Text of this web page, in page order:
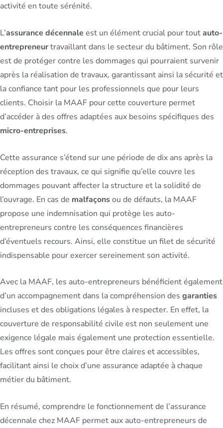
activité en toute sérénité.
L’assurance décennale est un élément crucial pour toutauto-
entrepreneurtravaillant dans le secteur du bâtiment. Son rôle
est de protéger contre les dommages qui pourraient survenir
après la réalisation de travaux, garantissant ainsi la sécurité et
la confiance tant pour les professionnels que pour leurs
clients. Choisir la MAAF pour cette couverture permet
d’accéder à des offres adaptées aux besoins spécifiques des
micro-entreprises.
Cette assurance s’étend sur une période de dix ans après la
réception des travaux, ce qui signifie qu’elle couvre les
dommages pouvant affecter la structure et la solidité de
l’ouvrage. En cas de malfaçonsou de défauts, la MAAF
propose une indemnisation qui protège les auto-
entrepreneurs contre les conséquences financières
d’éventuels recours. Ainsi, elle constitue un filet de sécurité
indispensable pour exercer sereinement son activité.
Avec la MAAF, les auto-entrepreneurs bénéficient également
d’un accompagnement dans la compréhension des garanties
incluses et des obligations légales à respecter. En effet, la
couverture de responsabilité civile est non seulement une
exigence légale mais également une protection essentielle.
Les offres sont conçues pour être claires et accessibles,
facilitant ainsi le choix d’une assurance adaptée à chaque
métier du bâtiment.
En résumé, comprendre le fonctionnement de l’assurance
décennale chez MAAF permet aux auto-entrepreneurs de